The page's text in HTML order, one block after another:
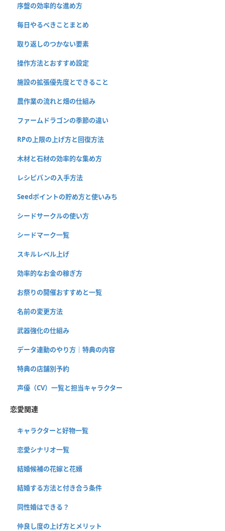
序盤の効率的な進め方
毎日やるべきことまとめ
取り返しのつかない要素
操作方法とおすすめ設定
施設の拡張優先度とできること
農作業の流れと畑の仕組み
ファームドラゴンの季節の違い
RPの上限の上げ方と回復方法
木材と石材の効率的な集め方
レシピパンの入手方法
Seedポイントの貯め方と使いみち
シードサークルの使い方
シードマーク一覧
スキルレベル上げ
効率的なお金の稼ぎ方
お祭りの開催おすすめと一覧
名前の変更方法
武器強化の仕組み
データ連動のやり方｜特典の内容
特典の店舗別予約
声優（CV）一覧と担当キャラクター
恋愛関連
キャラクターと好物一覧
恋愛シナリオ一覧
結婚候補の花嫁と花婿
結婚する方法と付き合う条件
同性婚はできる？
仲良し度の上げ方とメリット